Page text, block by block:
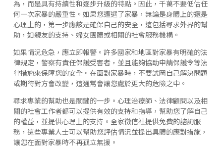
為，而是具有持續性和逐步升級的特點。因此，千萬不要低估任
何一次家暴的嚴重性。如果您遭遇了家暴，無論是身體上的還是
心理上的，第一步應該是確保自己的安全，這包括尋求外界的幫
助，如親友的支持、婦女團體或相關的社會服務機構。
如果情況危急，應立即報警。許多國家和地區對家暴有明確的法
律規定，警察有責任保護受害者，並且能夠協助申請保護令等法
律措施來保障您的安全。在面對家暴時，不要試圖自己解決問題
或期待對方會改變，這通常會讓您處於更大的危險之中。
尋求專業的幫助也是關鍵的一步。心理治療師、法律顧問以及相
關的社會工作者都可以提供有效的支持和指導，幫助您了解自己
的權益，並提供心理上的支持。全家徵信社提供免費的諮詢服
務，這些專業人士可以幫助您評估情況並提出具體的應對措施，
讓您在面對家暴時不再孤立無援。